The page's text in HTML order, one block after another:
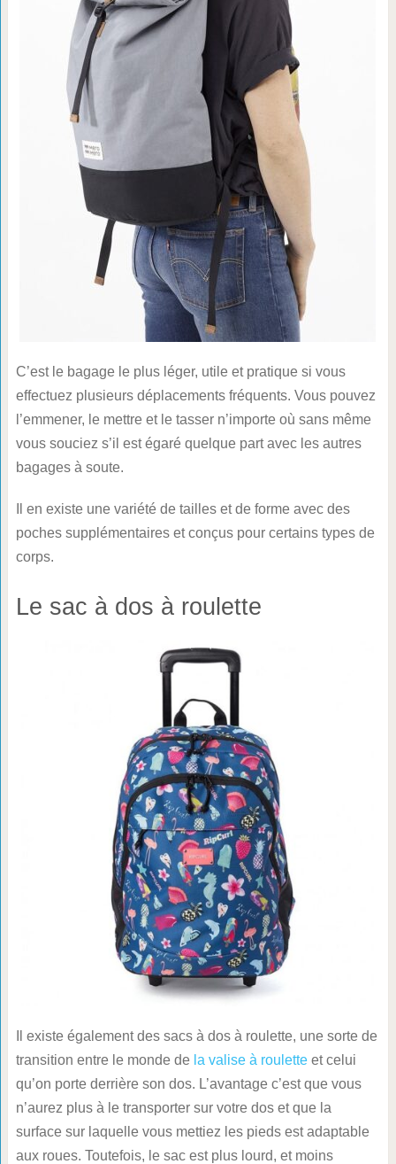
C’est le bagage le plus léger, utile et pratique si vous
effectuez plusieurs déplacements fréquents. Vous pouvez
l’emmener, le mettre et le tasser n’importe où sans même
vous souciez s’il est égaré quelque part avec les autres
bagages à soute.
Il en existe une variété de tailles et de forme avec des
poches supplémentaires et conçus pour certains types de
corps.
Le sac à dos à roulette
Il existe également des sacs à dos à roulette, une sorte de
transition entre le monde de la valise à rouletteet celui
qu’on porte derrière son dos. L’avantage c’est que vous
n’aurez plus à le transporter sur votre dos et que la
surface sur laquelle vous mettiez les pieds est adaptable
aux roues. Toutefois, le sac est plus lourd, et moins